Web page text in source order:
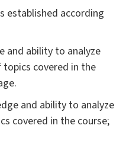
established according
and ability to analyze
covered in the
and ability to analyze
covered in the course;